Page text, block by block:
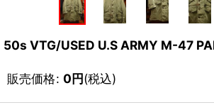
50s VTG/USED U.S ARMY M-47
販売価格: 0円(税込)